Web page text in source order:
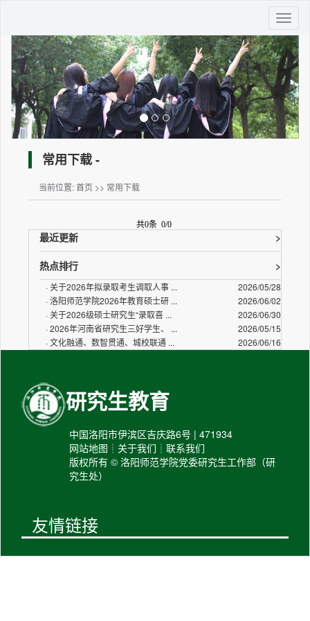
常用下载 -
当前位置:首页 >> 常用下载
共0条 0/0
最近更新 >
热点排行 >
· 关于2026年拟录取考生调取人事 ...
2026/05/28
· 洛阳师范学院2026年教育硕士研 ...
2026/06/02
· 关于2026级硕士研究生“录取喜 ...
2026/06/30
· 2026年河南省研究生三好学生、 ...
2026/05/15
· 文化融通、数智贯通、城校联通 ... 2026/06/16
研究生教育
中国洛阳市伊滨区吉庆路6号 | 471934
网站地图┊关于我们┊联系我们
版权所有 © 洛阳师范学院党委研究生工作部（研
究生处）
友情链接